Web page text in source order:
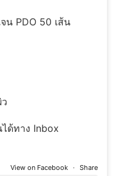
น PDO 50 เส้น
ด้ทาง Inbox
View on Facebook · Share